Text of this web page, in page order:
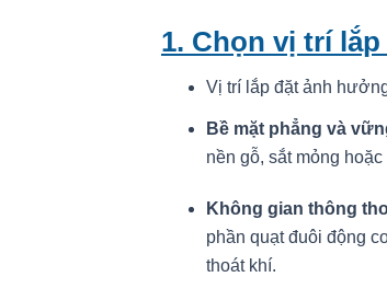
1. Chọn vị trí
Vị trí lắp đặt ảnh
Bề mặt phẳng và
nền gỗ, sắt mỏng
Không gian thông
phần quạt đuôi động
thoát khí.